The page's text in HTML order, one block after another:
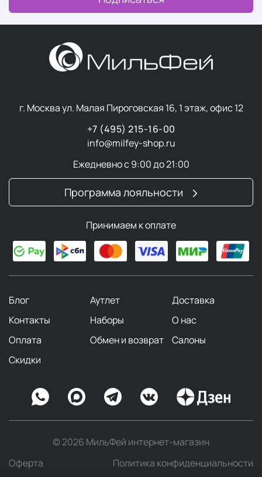
г. Москва ул. Малая Пироговская 16, 1 этаж, офис 12
+7 (495) 215-16-00
info@milfey-shop.ru
Ежедневно с 9:00 до 21:00
Программа лояльности
Принимаем к оплате
Блог Аутлет
Доставка
Контакты
Наборы
О нас
Оплата
Обмен и возврат
Салоны
Скидки
© 2026 МильФей интернет-магазин
Оферта
Политика конфиденциальности